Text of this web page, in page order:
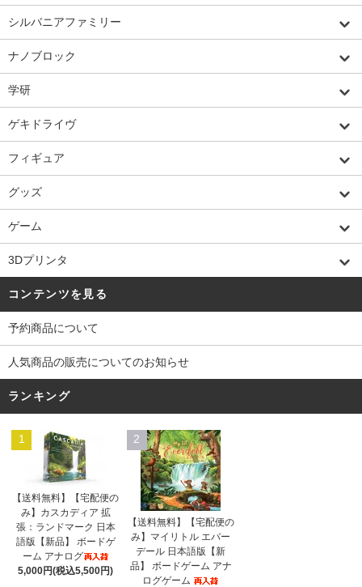
シルバニアファミリー
ナノブロック
学研
ゲキドライヴ
フィギュア
グッズ
ゲーム
3Dプリンタ
コンテンツを見る
予約商品について
人気商品の販売についてのお知らせ
ランキング
1
【送料無料】【宅配便の
み】カスカディア 拡
張：ランドマーク 日本
語版【新品】 ボードゲ
ーム アナログ
5,000円(税込5,500円)
2
【送料無料】【宅配便の
み】マイリトル エバー
デール 日本語版【新
品】 ボードゲーム アナ
ログゲーム